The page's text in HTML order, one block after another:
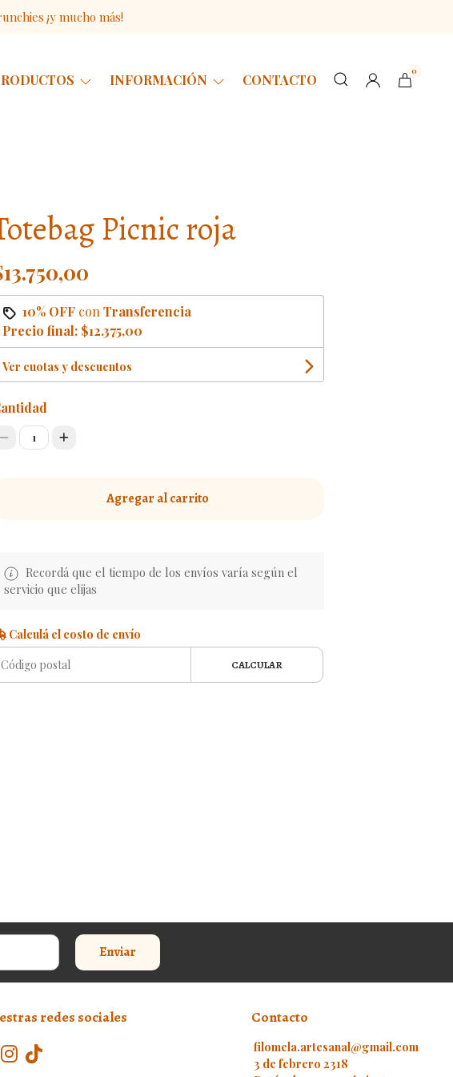
¡y mucho más!
INFORMACIÓN CONTACTO
0
Picnic roja
10% OFFcon Transferencia
Precio final: $12.375,00
Ver cuotas y descuentos
1
Agregar al carrito
Recordá que el tiempo de los envíos varía según el
servicio que elijas
Calculá el costo de envío
CALCULAR
Enviar
redes sociales Contacto
filomela.artesanal@gmail.com
3 de febrero 2318